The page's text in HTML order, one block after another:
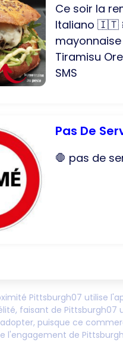
Ce soir la
Italiano 🇮🇹
mayonnaise
Tiramisu
SMS
Pas De
🛑 pas de
Pittsburgh07 utilise
faisant de Pittsburgh07
puisque ce
l'engagement de